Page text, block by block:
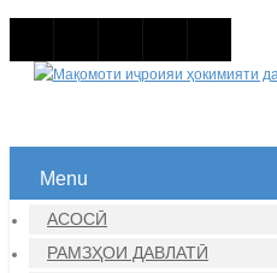
Menu
АСОСӢ
РАМЗҲОИ ДАВЛАТӢ